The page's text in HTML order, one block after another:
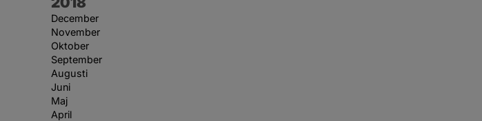
December
November
Oktober
September
Augusti
Juni
Maj
April